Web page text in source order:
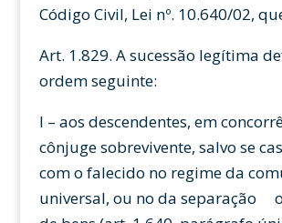
Código Civil, Lei nº. 10.640/02,
Art. 1.829. A sucessão legítima
ordem seguinte:
I – aos descendentes, em
cônjuge sobrevivente, salvo se
com o falecido no regime da
universal, ou no da separação